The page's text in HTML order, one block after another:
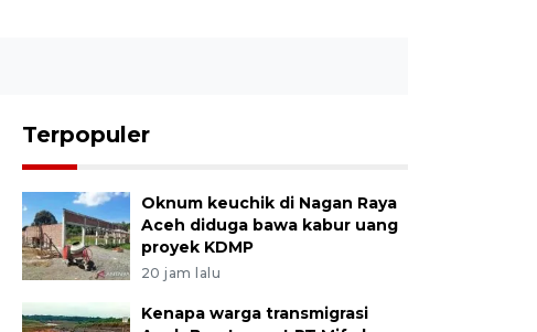
Terpopuler
Oknum keuchik di Nagan Raya
Aceh diduga bawa kabur uang
proyek KDMP
20 jam lalu
Kenapa warga transmigrasi